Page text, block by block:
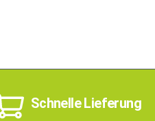
Schnelle Lieferung